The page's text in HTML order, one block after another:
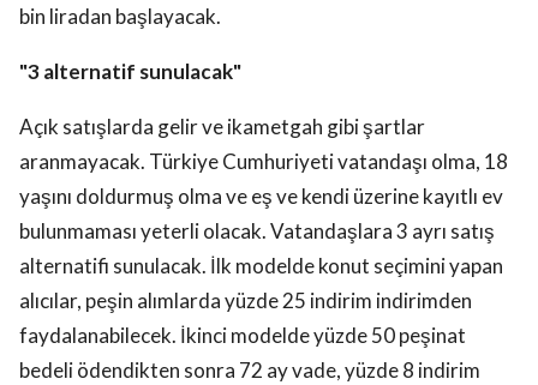
bin liradan başlayacak.
"3 alternatif sunulacak"
Açık satışlarda gelir ve ikametgah gibi şartlar
aranmayacak. Türkiye Cumhuriyeti vatandaşı olma, 18
yaşını doldurmuş olma ve eş ve kendi üzerine kayıtlı ev
bulunmaması yeterli olacak. Vatandaşlara 3 ayrı satış
alternatifi sunulacak. İlk modelde konut seçimini yapan
alıcılar, peşin alımlarda yüzde 25 indirim indirimden
faydalanabilecek. İkinci modelde yüzde 50 peşinat
bedeli ödendikten sonra 72 ay vade, yüzde 8 indirim